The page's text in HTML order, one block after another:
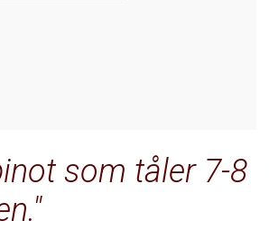
som tåler 7-8